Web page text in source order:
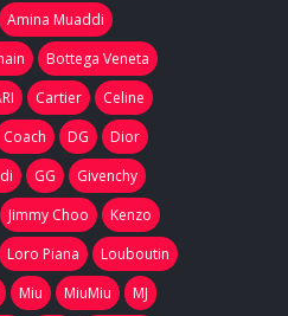
Amina Muaddi
Bottega Veneta
Cartier
Celine
Coach DG
Dior
GG
Givenchy
Jimmy Choo
Kenzo
Loro Piana
Louboutin
Miu MiuMiu
MJ